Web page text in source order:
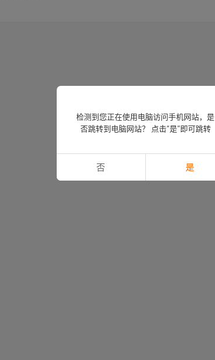
检测到您正在使用电脑访问手机网站，是
否跳转到电脑网站？ 点击“是”即可跳转
否 是